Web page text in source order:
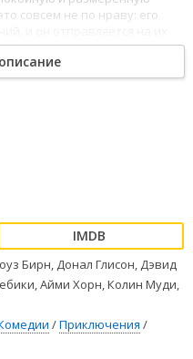
совсем не по нраву: его
проделки уж точно оценят
его большой дружной
вслед за Питером, чтобы
предстоит решить, что же
Бирн, Донал Глисон, Дэвид
Айми Хорн, Колин Муди,
/Приключения /